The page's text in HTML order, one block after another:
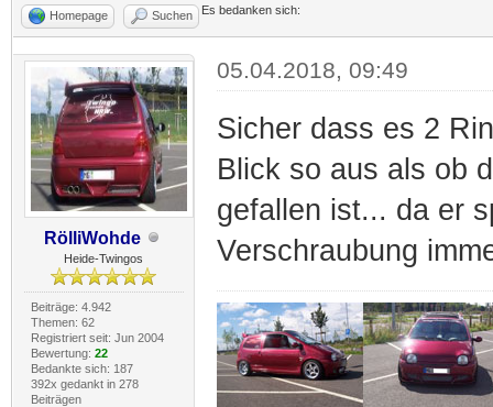
Homepage Suchen Es bedanken sich:
RölliWohde
Heide-Twingos
Beiträge: 4.942
Themen: 62
Registriert seit: Jun 2004
Bewertung: 22
Bedankte sich: 187
392x gedankt in 278
Beiträgen
05.04.2018, 09:49
Sicher dass es 2
Blick so aus als ob
gefallen ist... da er
Verschraubung